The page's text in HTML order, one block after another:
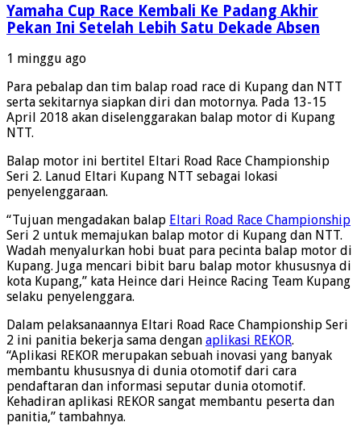
Yamaha Cup Race Kembali Ke Padang Akhir
Pekan Ini Setelah Lebih Satu Dekade Absen
1 minggu ago
Para pebalap dan tim balap road race di Kupang dan NTT
serta sekitarnya siapkan diri dan motornya. Pada 13-15
April 2018 akan diselenggarakan balap motor di Kupang
NTT.
Balap motor ini bertitel Eltari Road Race Championship
Seri 2. Lanud Eltari Kupang NTT sebagai lokasi
penyelenggaraan.
“Tujuan mengadakan balap Eltari Road Race Championship
Seri 2 untuk memajukan balap motor di Kupang dan NTT.
Wadah menyalurkan hobi buat para pecinta balap motor di
Kupang. Juga mencari bibit baru balap motor khususnya di
kota Kupang,” kata Heince dari Heince Racing Team Kupang
selaku penyelenggara.
Dalam pelaksanaannya Eltari Road Race Championship Seri
2 ini panitia bekerja sama dengan aplikasi REKOR.
“Aplikasi REKOR merupakan sebuah inovasi yang banyak
membantu khususnya di dunia otomotif dari cara
pendaftaran dan informasi seputar dunia otomotif.
Kehadiran aplikasi REKOR sangat membantu peserta dan
panitia,” tambahnya.